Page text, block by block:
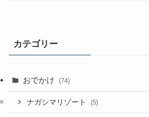
カテゴリー
おでかけ (74)
ナガシマリゾート (5)